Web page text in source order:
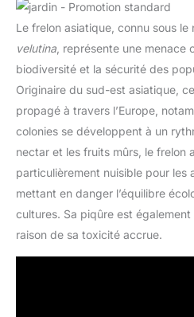
Le frelon asiatique, connu sous
velutina , représente une menace
biodiversité et la sécurité des
Originaire du sud-est asiatique,
propagé à travers l’Europe,
colonies se développent à un
nectar et les fruits mûrs, le frelon
particulièrement nuisible pour les
mettant en danger l’équilibre
cultures. Sa piqûre est
raison de sa toxicité accrue.